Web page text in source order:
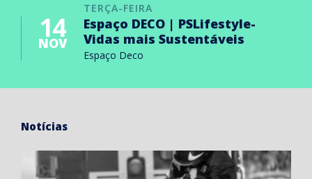
TERÇA-FEIRA
14
NOV
Espaço DECO | PSLifestyle-
Vidas mais Sustentáveis
Espaço Deco
Notícias